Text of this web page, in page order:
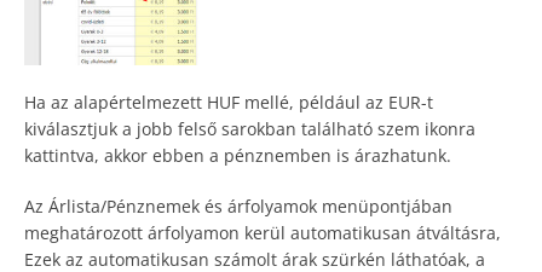
Ha az alapértelmezett HUF mellé, például az EUR-t
kiválasztjuk a jobb felső sarokban található szem ikonra
kattintva, akkor ebben a pénznemben is árazhatunk.
Az Árlista/Pénznemek és árfolyamok menüpontjában
meghatározott árfolyamon kerül automatikusan átváltásra,
Ezek az automatikusan számolt árak szürkén láthatóak, a